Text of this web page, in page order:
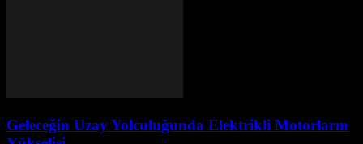
Geleceğin Uzay Yolculuğunda Elektrikli Motorların